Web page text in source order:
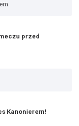
przed
Kanonierem!